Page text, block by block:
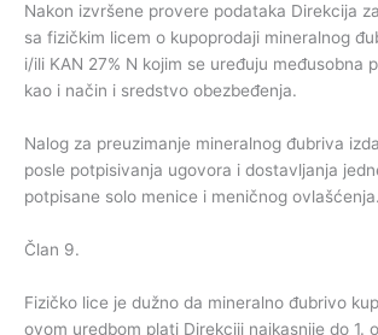
Nakon izvršene provere podataka Direkcija
sa fizičkim licem o kupoprodaji mineralnog
i/ili KAN 27% N kojim se uređuju međusobna
kao i način i sredstvo obezbeđenja.
Nalog za preuzimanje mineralnog đubriva
posle potpisivanja ugovora i dostavljanja
potpisane solo menice i meničnog ovlašćenja.
Član 9.
Fizičko lice je dužno da mineralno đubrivo
ovom uredbom plati Direkciji najkasnije do 1.